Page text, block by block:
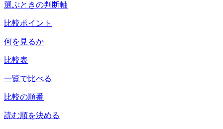
選ぶときの判断軸
比較ポイント
何を見るか
比較表
一覧で比べる
比較の順番
読む順を決める